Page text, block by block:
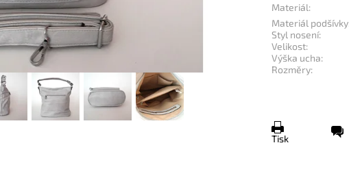
Materiál:
Materiál podšívky:
Styl nosení:
Velikost:
Výška ucha:
Rozměry:
Tisk